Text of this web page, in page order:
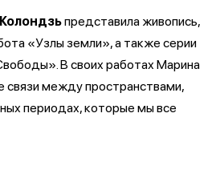
представила живопись,
«Узлы земли», а также серии
В своих работах Марина
связи между пространствами,
периодах, которые мы все